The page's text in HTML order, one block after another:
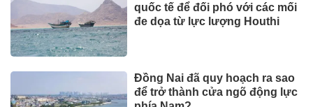
quốc tế để đối phó với các mối
đe dọa từ lực lượng Houthi
Đồng Nai đã quy hoạch ra sao
để trở thành cửa ngõ động lực